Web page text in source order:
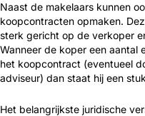
Naast de makelaars kunnen
koopcontracten opmaken.
sterk gericht op de verkoper
Wanneer de koper een aantal
het koopcontract (eventueel
adviseur) dan staat hij een
Het belangrijkste juridische